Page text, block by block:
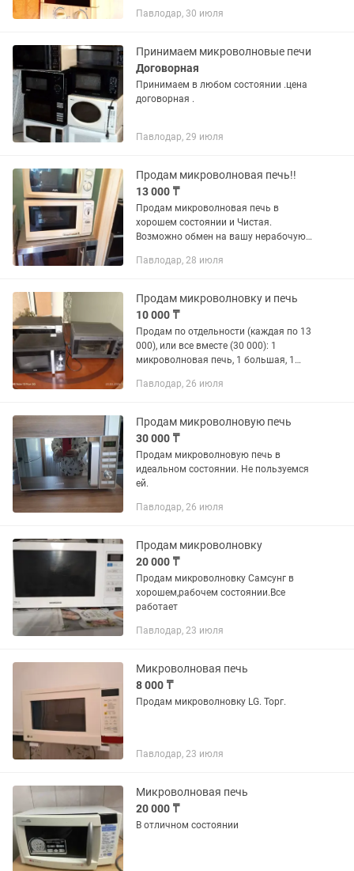
Павлодар, 30 июля
Принимаем микроволновые печи
Договорная
Принимаем в любом состоянии .цена
договорная .
Павлодар, 29 июля
Продам микроволновая печь!!
13 000 ₸
Продам микроволновая печь в
хорошем состоянии и Чистая.
Возможно обмен на вашу нерабочую
Павлодар, 28 июля
Продам микроволновку и печь
10 000 ₸
Продам по отдельности (каждая по 13
000), или все вместе (30 000): 1
микроволновая печь, 1 большая, 1
духовой печи верхняя нагревательная
Павлодар, 26 июля
Продам микроволновую печь
30 000 ₸
Продам микроволновую печь в
идеальном состоянии. Не пользуемся
ей.
Павлодар, 26 июля
Продам микроволновку
20 000 ₸
Продам микроволновку Самсунг в
хорошем,рабочем состоянии.Все
работает
Павлодар, 23 июля
Микроволновая печь
8 000 ₸
Продам микроволновку LG. Торг.
Павлодар, 23 июля
Микроволновая печь
20 000 ₸
В отличном состоянии